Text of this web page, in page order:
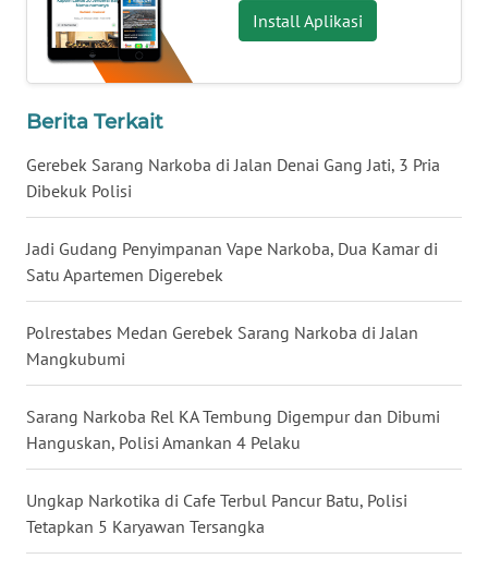
Install Aplikasi
Berita Terkait
Gerebek Sarang Narkoba di Jalan Denai Gang Jati, 3 Pria
Dibekuk Polisi
Jadi Gudang Penyimpanan Vape Narkoba, Dua Kamar di
Satu Apartemen Digerebek
Polrestabes Medan Gerebek Sarang Narkoba di Jalan
Mangkubumi
Sarang Narkoba Rel KA Tembung Digempur dan Dibumi
Hanguskan, Polisi Amankan 4 Pelaku
Ungkap Narkotika di Cafe Terbul Pancur Batu, Polisi
Tetapkan 5 Karyawan Tersangka
WN
DAIRI
WN
TOBA
NIAS
WN
LANGKAT
WN
TAPANULI
SELATAN
TANJUNG
LESUNG